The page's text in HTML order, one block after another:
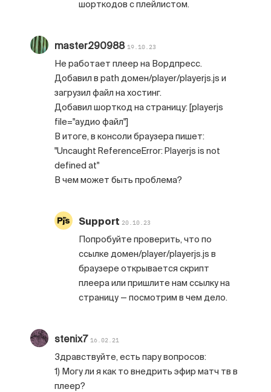
шорткодов с плейлистом.
master290988 19.10.23
Не работает плеер на Вордпресс.
Добавил в path домен/player/playerjs.js и
загрузил файл на хостинг.
Добавил шорткод на страницу: [playerjs
file="аудио файл"]
В итоге, в консоли браузера пишет:
"Uncaught ReferenceError: Playerjs is not
defined at"
В чем может быть проблема?
Support 20.10.23
Попробуйте проверить, что по
ссылке домен/player/playerjs.js в
браузере открывается скрипт
плеера или пришлите нам ссылку на
страницу — посмотрим в чем дело.
stenix7 16.02.21
Здравствуйте, есть пару вопросов:
1) Могу ли я как то внедрить эфир матч тв в
плеер?